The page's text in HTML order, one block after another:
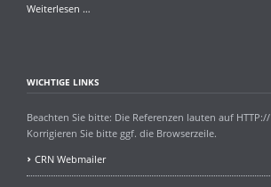
Weiterlesen …Aktualisierung
WICHTIGE LINKS
Beachten Sie bitte: Die Referenzen lauten auf HTTP://
Korrigieren Sie bitte ggf. die Browserzeile.
CRN Webmailer